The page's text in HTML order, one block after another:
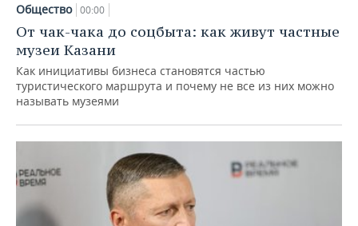
Общество 00:00
От чак-чака до соцбыта: как живут частные
музеи Казани
Как инициативы бизнеса становятся частью
туристического маршрута и почему не все из них можно
называть музеями